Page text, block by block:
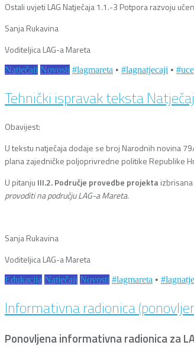
Ostali uvjeti LAG Natječaja 1.1.-3 Potpora razvoju
Sanja Rukavina
Voditeljica LAG-a Mareta
Natječaji Novosti #lagmareta • #lagnatjecaji •
Tehnički ispravak teksta
Obavijest:
U tekstu natječaja dodaje se broj Narodnih novina
plana zajedničke poljoprivredne politike Republike
U pitanju III.2.Područje provedbe projekta
provoditi na području LAG-a Mareta.
Sanja Rukavina
Voditeljica LAG-a Mareta
Edukacija Natječaji Novosti #lagmareta •
Informativna radionica
Ponovljena informativna radionica za